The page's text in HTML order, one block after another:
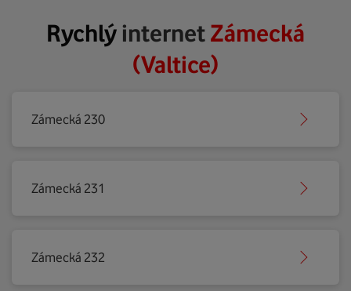
RychlýinternetZámecká
(Valtice)
Zámecká 230
Zámecká 231
Zámecká 232